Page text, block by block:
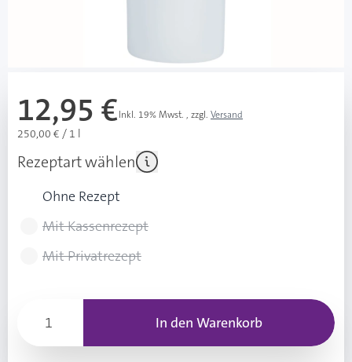
12,95 €Inkl. 19% Mwst. , zzgl. Versand
250,00 € / 1 l
Rezeptart wählen
Ohne Rezept
Mit Kassenrezept
Mit Privatrezept
In den Warenkorb